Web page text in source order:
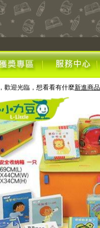
，歡迎光臨，想看看有什麼新進商品